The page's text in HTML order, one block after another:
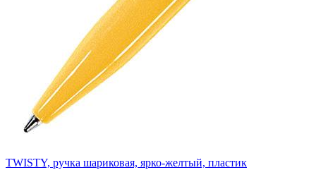
TWISTY, ручка шариковая, ярко-желтый, пластик